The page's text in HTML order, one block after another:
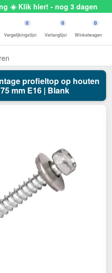
☀️ Klik hier! - nog 3 dagen
0
Vergelijkingslijst
0
Verlanglijst
0
Winkelwagen
profieltop op houten
mm E16 | Blank